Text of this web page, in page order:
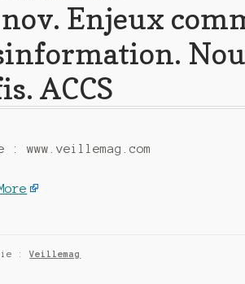
Enjeux
ACCS
: www.veillemag.com
:Veillemag